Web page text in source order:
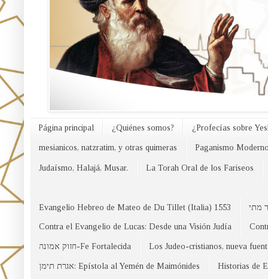
Página principal ¿Quiénes somos? ¿Profecías sobre
mesianicos, natzratim, y otras quimeras Paganismo
Judaísmo, Halajá, Musar. La Torah Oral de los Fariseos
Evangelio Hebreo de Mateo de Du Tillet (Italia) 1553
Contra el Evangelio de Lucas: Desde una Visión Judía
חזוק אמונה-Fe Fortalecida Los Judeo-cristianos, nueva
אגרת תימן: Epístola al Yemén de Maimónides Historias de